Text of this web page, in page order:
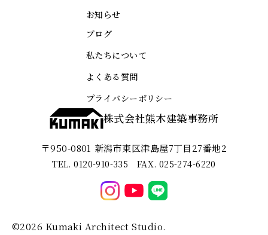
株式会社熊木建築事務所
〒950-0801 新潟市東区津島屋7丁目27番地2
TEL. 0120-910-335 FAX. 025-274-6220
お知らせ
ブログ
私たちについて
よくある質問
プライバシーポリシー
©2026 Kumaki Architect Studio.